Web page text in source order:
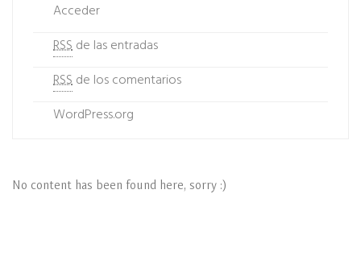
Acceder
RSSde las entradas
RSSde los comentarios
WordPress.org
No content has been found here, sorry :)